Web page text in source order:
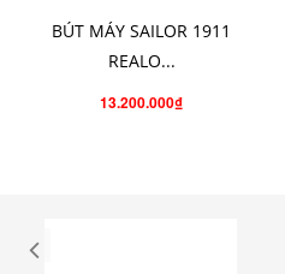
BÚT MÁY SAILOR 1911
REALO...
13.200.000₫